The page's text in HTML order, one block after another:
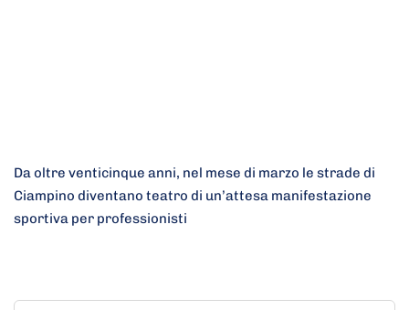
Da oltre venticinque anni, nel mese di marzo le strade di
Ciampino diventano teatro di un’attesa manifestazione
sportiva per professionisti